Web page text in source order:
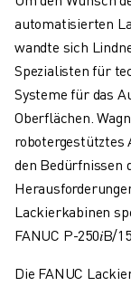
automatisierten
wandte sich
Spezialisten für
Systeme für das
Oberflächen.
robotergestütztes
den Bedürfnissen
Lackierkabinen
FANUC P-250𝑖B/
Die FANUC